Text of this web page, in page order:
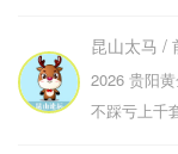
昆山太马 /
2026 贵阳
不踩亏上千